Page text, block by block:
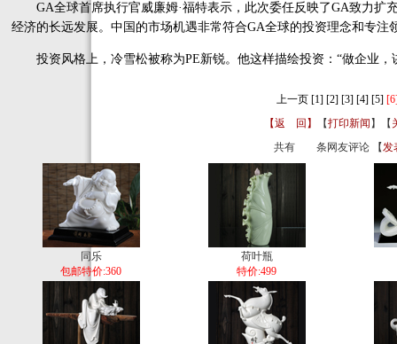
GA全球首席执行官威廉姆·福特表示，此次委任反映了GA致力扩
经济的长远发展。中国的市场机遇非常符合GA全球的投资理念和专注
投资风格上，冷雪松被称为PE新锐。他这样描绘投资：“做企业，
上一页 [1] [2] [3] [4] [5]
【返 回】
【打印新闻 】【
共有
条网友评论 【发
同乐
包邮特价:360
荷叶瓶
特价:499